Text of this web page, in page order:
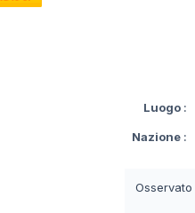
Luogo :
Nazione :